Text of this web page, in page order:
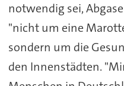
notwendig sei,
"nicht um eine
sondern um die
den Innenstädten.